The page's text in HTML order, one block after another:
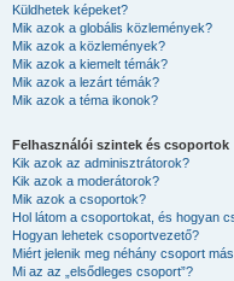
Küldhetek képeket?
Mik azok a globális közlemények?
Mik azok a közlemények?
Mik azok a kiemelt témák?
Mik azok a lezárt témák?
Mik azok a téma ikonok?
Felhasználói szintek és csoportok
Kik azok az adminisztrátorok?
Kik azok a moderátorok?
Mik azok a csoportok?
Hol látom a csoportokat, és hogyan
Hogyan lehetek csoportvezető?
Miért jelenik meg néhány csoport
Mi az az „elsődleges csoport”?